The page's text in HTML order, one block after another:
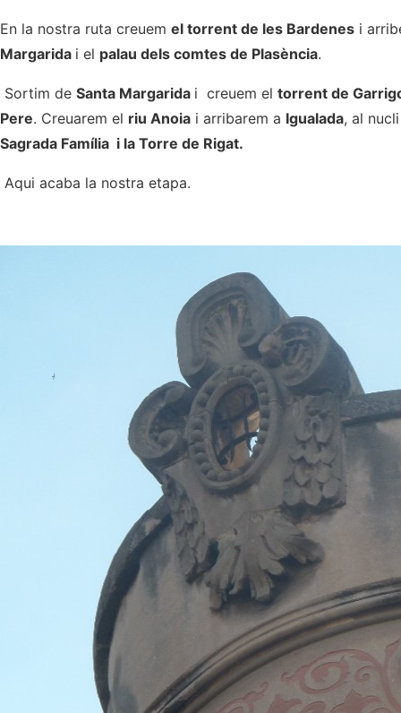
En la nostra ruta creuem el torrent de les Bardenes i
Margarida i el palau dels comtes de Plasència.
Sortim de Santa Margarida i creuem el torrent de
Pere. Creuarem el riu Anoia i arribarem a Igualada, al
Sagrada Família i la Torre de Rigat.
Aqui acaba la nostra etapa.